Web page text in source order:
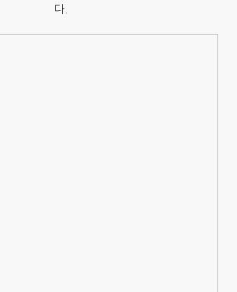
다.